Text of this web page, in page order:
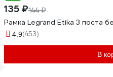
135 ₽144 ₽
Рамка Legrand Etika 3 поста
4.9(453)
В